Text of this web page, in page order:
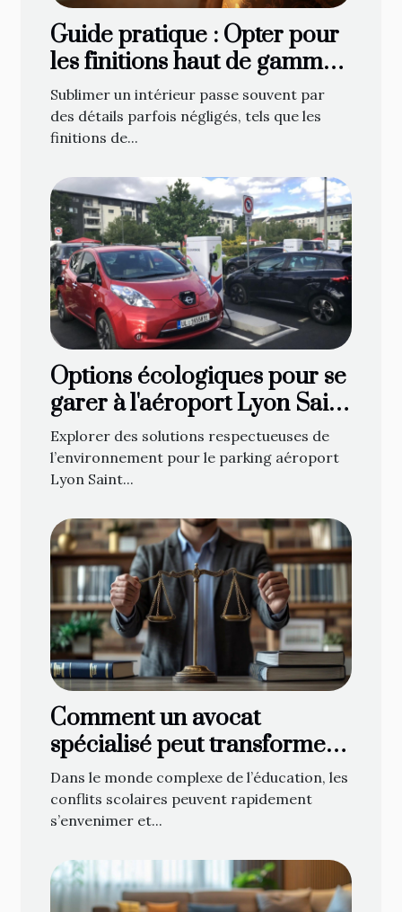
Guide pratique : Opter pour
les finitions haut de gamme
en décoration de fenêtre
Sublimer un intérieur passe souvent par
des détails parfois négligés, tels que les
finitions de...
Options écologiques pour se
garer à l'aéroport Lyon Saint
Exupéry
Explorer des solutions respectueuses de
l’environnement pour le parking aéroport
Lyon Saint...
Comment un avocat
spécialisé peut transformer
les conflits scolaires ?
Dans le monde complexe de l’éducation, les
conflits scolaires peuvent rapidement
s’envenimer et...